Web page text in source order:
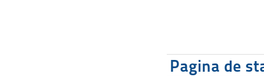
Pagina de